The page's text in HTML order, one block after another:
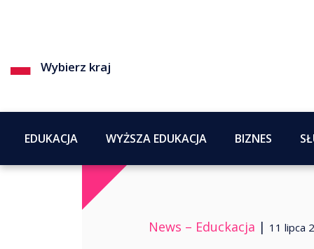
Wybierz kraj
EDUKACJA WYŻSZA EDUKACJA BIZNES
News – Educkacja | 11 lipca